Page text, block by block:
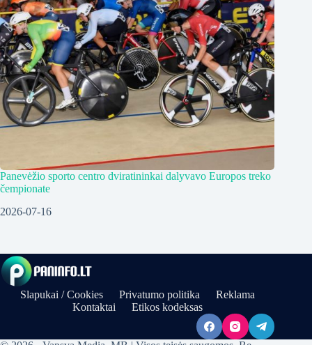
Panevėžio sporto centro dviratininkai dalyvavo Europos treko
čempionate
2026-07-16
Slapukai / Cookies Privatumo politika
Reklama
Kontaktai
Etikos kodeksas